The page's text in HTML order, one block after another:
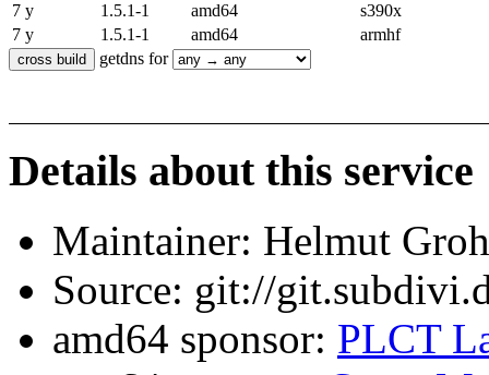
7 y
1.5.1-1 amd64
s390x
7 y
1.5.1-1 amd64
armhf
getdns for
Details about this service
Maintainer: Helmut
Source: git://
amd64 sponsor: PLCT